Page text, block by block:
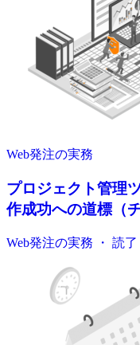
Web発注の実務
プロジェクト管理
作成功への道標（
Web発注の実務 ・ 読了